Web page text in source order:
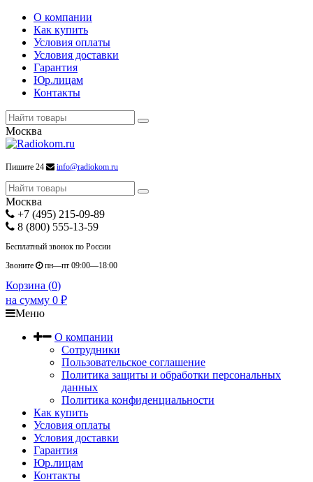
О компании
Как купить
Условия оплаты
Условия доставки
Гарантия
Юр.лицам
Контакты
Москва
Пишите 24 info@radiokom.ru
Москва
+7 (495) 215-09-89
8 (800) 555-13-59
Бесплатный звонок по России
Звоните
пн—пт 09:00—18:00
Корзина (0)
на сумму 0 ₽
Меню
О компании
Сотрудники
Пользовательское соглашение
Политика защиты и обработки персональных
данных
Политика конфиденциальности
Как купить
Условия оплаты
Условия доставки
Гарантия
Юр.лицам
Контакты